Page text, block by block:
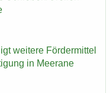
wei­te­re För­der­mit­tel
in Meer­a­ne